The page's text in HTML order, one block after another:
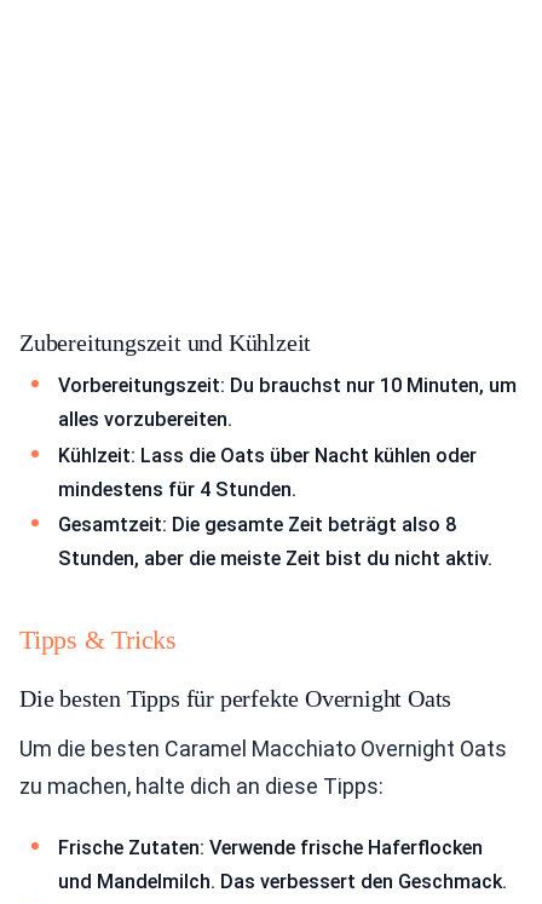
Zubereitungszeit und Kühlzeit
Vorbereitungszeit: Du brauchst nur 10 Minuten, um
alles vorzubereiten.
Kühlzeit: Lass die Oats über Nacht kühlen oder
mindestens für 4 Stunden.
Gesamtzeit: Die gesamte Zeit beträgt also 8
Stunden, aber die meiste Zeit bist du nicht aktiv.
Tipps & Tricks
Die besten Tipps für perfekte Overnight Oats
Um die besten Caramel Macchiato Overnight Oats
zu machen, halte dich an diese Tipps:
Frische Zutaten: Verwende frische Haferflocken
und Mandelmilch. Das verbessert den Geschmack.